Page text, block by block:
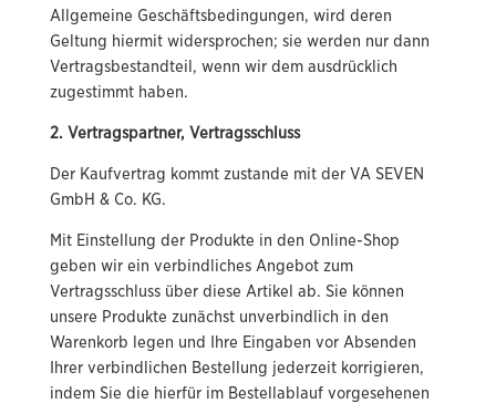
Allgemeine Geschäftsbedingungen, wird deren
Geltung hiermit widersprochen; sie werden nur dann
Vertragsbestandteil, wenn wir dem ausdrücklich
zugestimmt haben.
2. Vertragspartner, Vertragsschluss
Der Kaufvertrag kommt zustande mit der VA SEVEN
GmbH & Co. KG.
Mit Einstellung der Produkte in den Online-Shop
geben wir ein verbindliches Angebot zum
Vertragsschluss über diese Artikel ab. Sie können
unsere Produkte zunächst unverbindlich in den
Warenkorb legen und Ihre Eingaben vor Absenden
Ihrer verbindlichen Bestellung jederzeit korrigieren,
indem Sie die hierfür im Bestellablauf vorgesehenen